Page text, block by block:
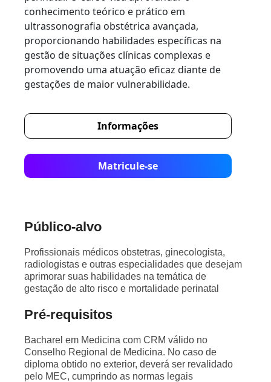
conhecimento teórico e prático em
ultrassonografia obstétrica avançada,
proporcionando habilidades específicas na
gestão de situações clínicas complexas e
promovendo uma atuação eficaz diante de
gestações de maior vulnerabilidade.
Informações
Matricule-se
Público-alvo
Profissionais médicos obstetras, ginecologista,
radiologistas e outras especialidades que desejam
aprimorar suas habilidades na temática de
gestação de alto risco e mortalidade perinatal
Pré-requisitos
Bacharel em Medicina com CRM válido no
Conselho Regional de Medicina. No caso de
diploma obtido no exterior, deverá ser revalidado
pelo MEC, cumprindo as normas legais